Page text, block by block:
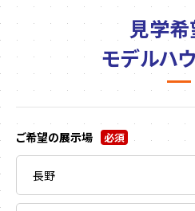
見学
モデルハ
ご希望の展示場 必須